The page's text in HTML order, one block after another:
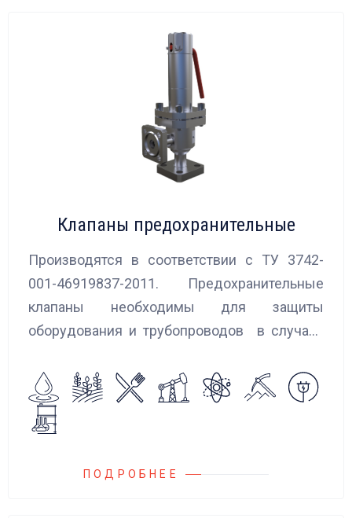
Клапаны предохранительные
Производятся в соответствии с ТУ 3742-
001-46919837-2011. Предохранительные
клапаны необходимы для защиты
оборудования и трубопроводов в случаях
сброса среды в систему низкого давления.
ПОДРОБНЕЕ